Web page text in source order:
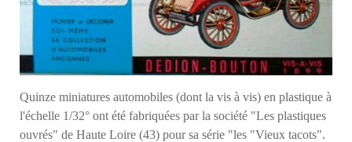
Quinze miniatures automobiles (dont la vis à vis) en plastique à
l'échelle 1/32° ont été fabriquées par la société "Les plastiques
ouvrés" de Haute Loire (43) pour sa série "les "Vieux tacots".